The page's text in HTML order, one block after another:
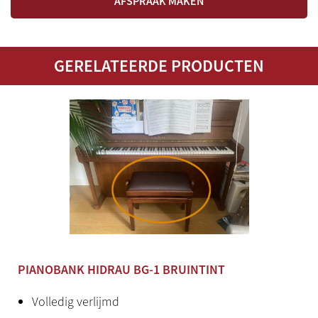
Bijzonderheden
In meerdere kleuren en zittingen te bestellen
GERELATEERDE PRODUCTEN
PIANOBANK HIDRAU BG-1 BRUINTINT
Volledig verlijmd